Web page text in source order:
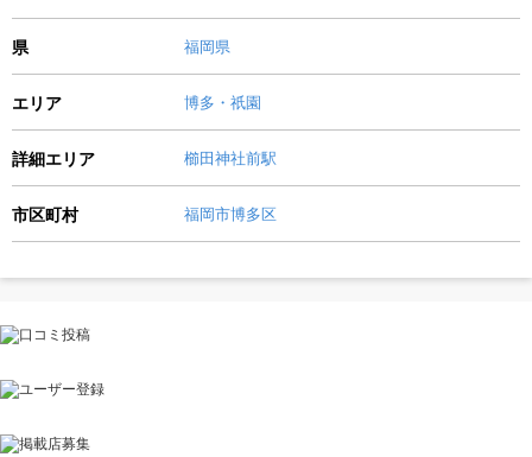
県 福岡県
エリア 博多・祇園
詳細エリア 櫛田神社前駅
市区町村 福岡市博多区